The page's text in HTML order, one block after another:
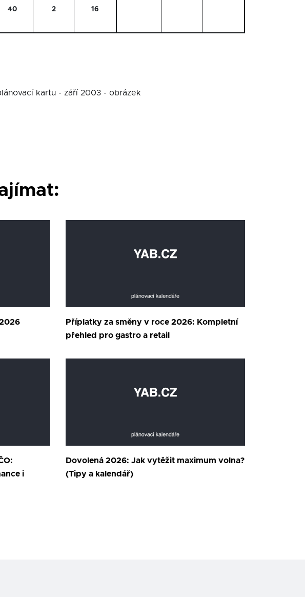
40 2 16
kartu - září 2003 - obrázek
Příplatky za směny v roce 2026: Kompletní
přehled pro gastro a retail
i
Dovolená 2026: Jak vytěžit maximum volna?
(Tipy a kalendář)